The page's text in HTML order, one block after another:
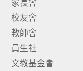
家長會
校友會
教師會
員生社
文教基金會